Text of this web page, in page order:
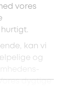
vores
kan vi
og
dygtige